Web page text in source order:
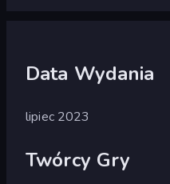
Data Wydania
lipiec 2023
Twórcy Gry